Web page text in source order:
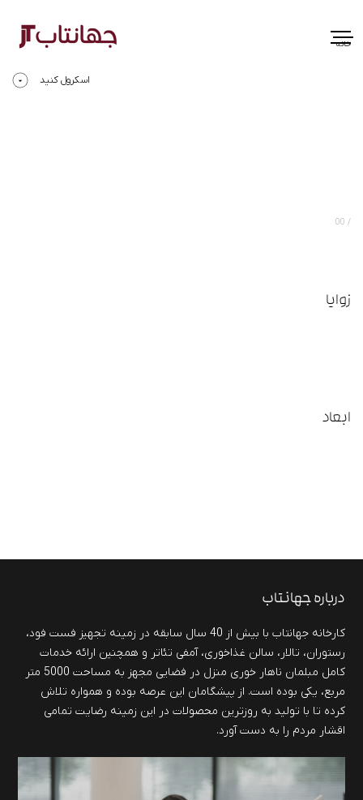
خانه
اسکرول کنید
00
زوایا
ابعاد
درباره جهانتاب
کارخانه جهانتاب با بیش از 40 سال سابقه در زمینه تجهیز فست فود،
رستوران، تالار، سالن غذاخوری، آمفی تئاتر و همچنین ارائه خدمات
کامل مبلمان ناهار خوری منزل در فضایی مجهز به مساحت 5000 متر
مربع، یکی بوده است. از پیشگامان این عرصه بوده و همواره تلاش
کرده تا با تولید به روزترین محصولات در این زمینه رضایت تمامی
اقشار مردم را به دست آورد.